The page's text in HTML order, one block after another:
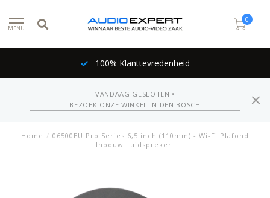
MENU
0
100% Klanttevredenheid
VANDAAG GESLOTEN •
BEZOEK ONZE WINKEL IN DEN BOSCH
Home / 06500EU Pro Series 6,5 inch (110mm) - Wi-Fi Plafond
Inbouw Luidspreker